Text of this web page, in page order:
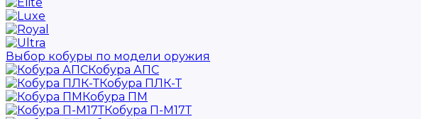
Выбор кобуры по модели оружия
Кобура АПС
Кобура ПЛК-Т
Кобура ПМ
Кобура П-М17Т